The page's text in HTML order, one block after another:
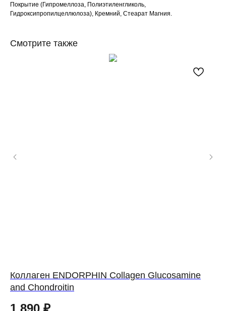
Покрытие (Гипромеллоза, Полиэтиленгликоль,
Гидроксипропилцеллюлоза), Кремний, Стеарат Магния.
Смотрите также
Коллаген ENDORPHIN Collagen Glucosamine
and Chondroitin
1 890 ₽